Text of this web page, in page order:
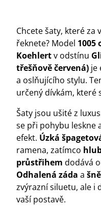
Chcete šaty, které za
řeknete? Model 1005
Koehlertv odstínu
třešňově červená) je
a oslňujícího stylu.
určený dívkám, které
Šaty jsou ušité z
se při pohybu leskne
efekt. Úzká
ramena, zatímco
průstřihem dodává
Odhalená záda a
zvýrazní siluetu, ale i
vaší postavě.